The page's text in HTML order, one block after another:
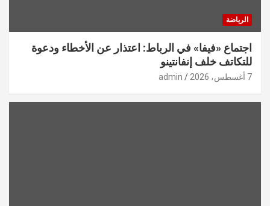
الرياضة
اجتماع «فيفا» في الرباط: اعتذار عن الأخطاء ودعوة
للتكاتف خلف إنفانتينو
7 أغسطس، 2026 admin